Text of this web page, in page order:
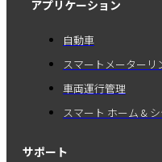
アプリケーション
自動車
スマートメーターリ
車両運行管理
スマート ホーム & シ
サポート